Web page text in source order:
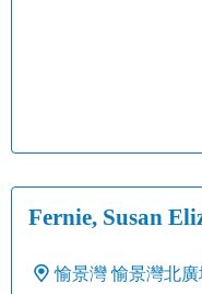
Fernie, Susan
愉景灣 愉景灣北廣